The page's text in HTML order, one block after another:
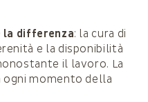
la differenza: la cura di
e la disponibilità
il lavoro. La
ogni momento della